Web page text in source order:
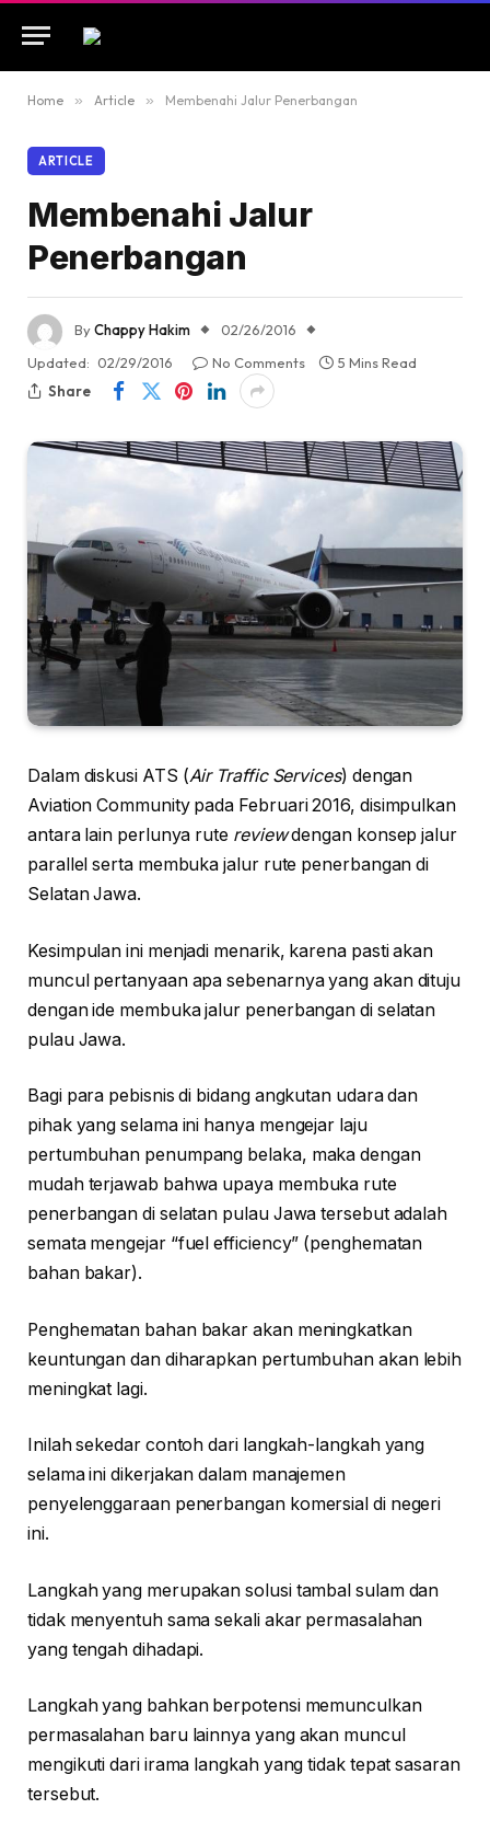
Home » Article » Membenahi Jalur Penerbangan
ARTICLE
Membenahi Jalur
Penerbangan
ByChappy Hakim
02/26/2016
Updated: 02/29/2016 No Comments
5 Mins Read
Share
Dalam diskusi ATS (Air Traffic Services) dengan
Aviation Community pada Februari 2016, disimpulkan
antara lain perlunya rute reviewdengan konsep jalur
parallel serta membuka jalur rute penerbangan di
Selatan Jawa.
Kesimpulan ini menjadi menarik, karena pasti akan
muncul pertanyaan apa sebenarnya yang akan dituju
dengan ide membuka jalur penerbangan di selatan
pulau Jawa.
Bagi para pebisnis di bidang angkutan udara dan
pihak yang selama ini hanya mengejar laju
pertumbuhan penumpang belaka, maka dengan
mudah terjawab bahwa upaya membuka rute
penerbangan di selatan pulau Jawa tersebut adalah
semata mengejar “fuel efficiency” (penghematan
bahan bakar).
Penghematan bahan bakar akan meningkatkan
keuntungan dan diharapkan pertumbuhan akan lebih
meningkat lagi.
Inilah sekedar contoh dari langkah-langkah yang
selama ini dikerjakan dalam manajemen
penyelenggaraan penerbangan komersial di negeri
ini.
Langkah yang merupakan solusi tambal sulam dan
tidak menyentuh sama sekali akar permasalahan
yang tengah dihadapi.
Langkah yang bahkan berpotensi memunculkan
permasalahan baru lainnya yang akan muncul
mengikuti dari irama langkah yang tidak tepat sasaran
tersebut.